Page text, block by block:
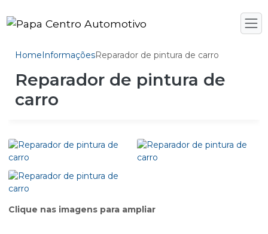
HomeInformaçõesReparador de pintura de carro
Reparador de pintura de
carro
Clique nas imagens para ampliar